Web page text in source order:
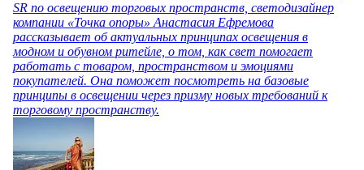
SR по освещению торговых пространств, светодизайнер
компании «Точка опоры» Анастасия Ефремова
рассказывает об актуальных принципах освещения в
модном и обувном ритейле, о том, как свет помогает
работать с товаром, пространством и эмоциями
покупателей. Она поможет посмотреть на базовые
принципы в освещении через призму новых требований к
торговому пространству.